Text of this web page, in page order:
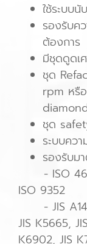
ใช้ระบบ
รองรับค
ต้องการ
มีชุดดูด
ชุด
rpm หรื
ชุด
ระบบคว
รองรับม
- ISO
ISO 9352
- JIS
JIS K5665,
K6902, JIS